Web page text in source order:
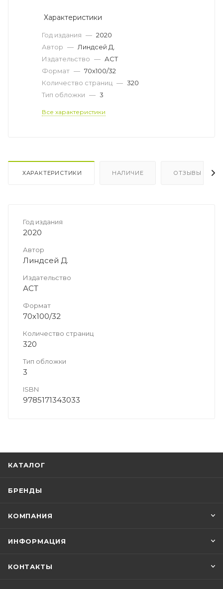
Характеристики
Год издания — 2020
Автор — Линдсей Д.
Издательство — АСТ
Формат — 70x100/32
Количество страниц — 320
Тип обложки — 3
Все характеристики
ХАРАКТЕРИСТИКИ НАЛИЧИЕ ОТЗЫВЫ
Год издания
2020
Автор
Линдсей Д.
Издательство
АСТ
Формат
70x100/32
Количество страниц
320
Тип обложки
3
ISBN
9785171343033
КАТАЛОГ
БРЕНДЫ
КОМПАНИЯ
ИНФОРМАЦИЯ
КОНТАКТЫ